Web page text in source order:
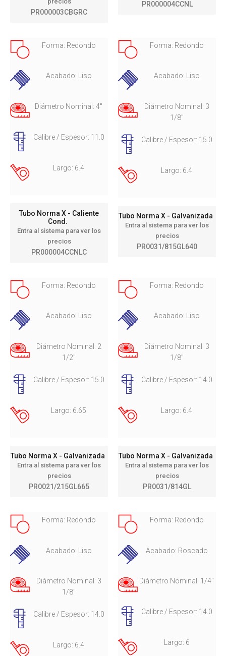
PR000003CBGRC
PR000004CCNL
Forma: Redondo
Acabado: Liso
Diámetro Nominal: 4"
Calibre / Espesor: 11.0
Largo: 6.4
Tubo Norma X - Caliente
Cond.
Entra al sistema para ver los
precios
PR000004CCNLC
Forma: Redondo
Acabado: Liso
Diámetro Nominal: 3
1/8"
Calibre / Espesor: 15.0
Largo: 6.4
Tubo Norma X - Galvanizada
Entra al sistema para ver los
precios
PR0031/815GL640
Forma: Redondo
Acabado: Liso
Diámetro Nominal: 2
1/2"
Calibre / Espesor: 15.0
Largo: 6.65
Tubo Norma X - Galvanizada
Entra al sistema para ver los
precios
PR0021/215GL665
Forma: Redondo
Acabado: Liso
Diámetro Nominal: 3
1/8"
Calibre / Espesor: 14.0
Largo: 6.4
Tubo Norma X - Galvanizada
Entra al sistema para ver los
precios
PR0031/814GL
Forma: Redondo
Acabado: Liso
Diámetro Nominal: 3
1/8"
Calibre / Espesor: 14.0
Largo: 6.4
Forma: Redondo
Acabado: Roscado
Diámetro Nominal: 1/4"
Calibre / Espesor: 14.0
Largo: 6